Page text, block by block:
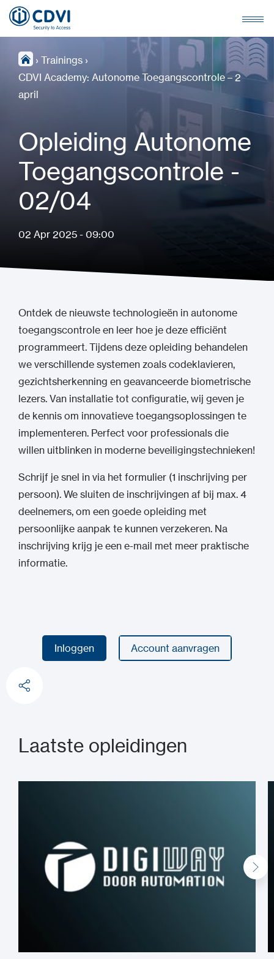
› Trainings ›
CDVI Academy: Autonome Toegangscontrole – 2
april
Opleiding Autonome
Toegangscontrole -
02/04
02 Apr 2025 - 09:00
Ontdek de nieuwste technologieën in autonome
toegangscontrole en leer hoe je deze efficiënt
programmeert. Tijdens deze opleiding behandelen
we verschillende systemen zoals codeklavieren,
gezichtsherkenning en geavanceerde biometrische
lezers. Van installatie tot configuratie, wij geven je
de kennis om innovatieve toegangsoplossingen te
implementeren. Perfect voor professionals die
willen uitblinken in moderne beveiligingstechnieken!
Schrijf je snel in via het formulier (1 inschrijving per
persoon). We sluiten de inschrijvingen af bij max. 4
deelnemers, om een goede opleiding met
persoonlijke aanpak te kunnen verzekeren. Na
inschrijving krijg je een e-mail met meer praktische
informatie.
Inloggen Account aanvragen
Laatste opleidingen